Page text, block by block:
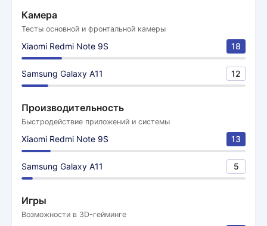
Камера
Тесты основной и фронтальной камеры
Xiaomi Redmi Note 9S 18
Samsung Galaxy A11 12
Производительность
Быстродействие приложений и системы
Xiaomi Redmi Note 9S 13
Samsung Galaxy A11 5
Игры
Возможности в 3D-гейминге